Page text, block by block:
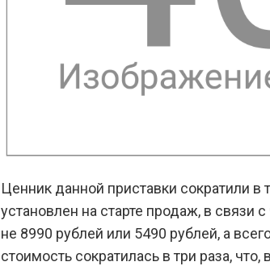
Ценник данной приставки сократили в
установлен на старте продаж, в связи
не 8990 рублей или 5490 рублей, а
стоимость сократилась в три раза,